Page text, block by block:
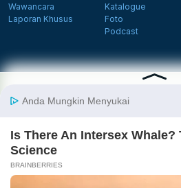
Wawancara
Laporan Khusus
Katalogue
Foto
Podcast